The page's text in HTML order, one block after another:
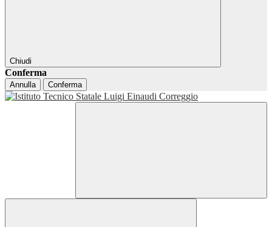
Chiudi
Conferma
Annulla Conferma